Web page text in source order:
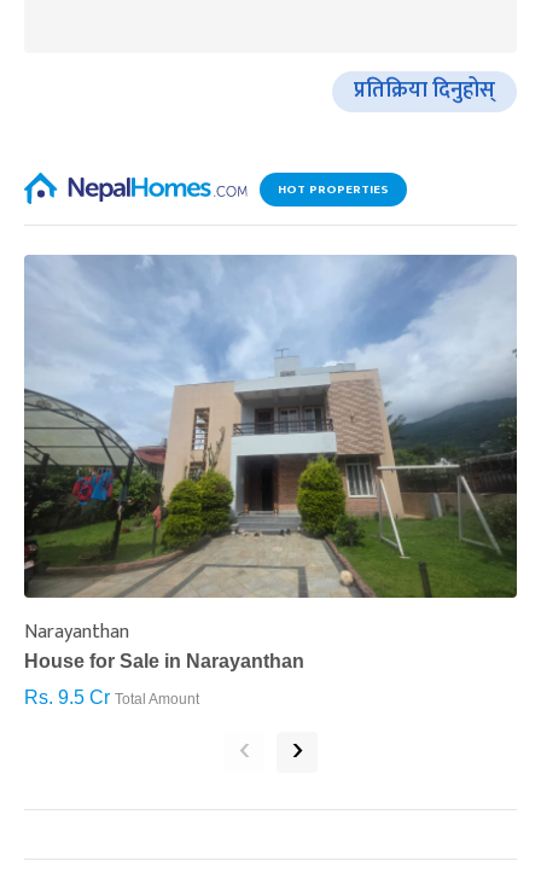
प्रतिक्रिया दिनुहोस्
HOT PROPERTIES
Narayanthan
House for Sale in Narayanthan
Rs. 9.5 Cr Total Amount
‹ ›